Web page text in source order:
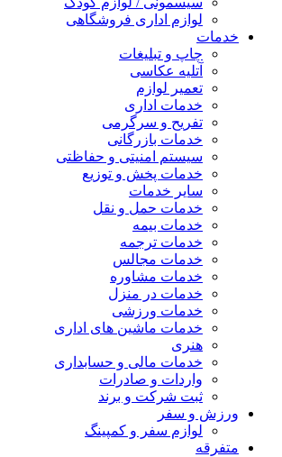
لوازم اداری فروشگاهی
خدمات
چاپ و تبلیغات
آتلیه عکاسی
تعمیر لوازم
خدمات اداری
تفریح و سرگرمی
خدمات بازرگانی
سیستم امنیتی و حفاظتی
خدمات پخش و توزیع
سایر خدمات
خدمات حمل و نقل
خدمات بیمه
خدمات ترجمه
خدمات مجالس
خدمات مشاوره
خدمات در منزل
خدمات ورزشی
خدمات ماشین های اداری
هنری
خدمات مالی و حسابداری
واردات و صادرات
ثبت شرکت و برند
ورزش و سفر
لوازم سفر و کمپینگ
متفرقه